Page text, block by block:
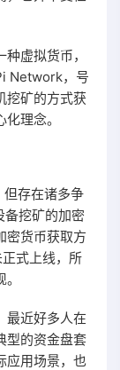
虚拟货币，
Network，号
挖矿的方式获
理念。
存在诸多争
备挖矿的加密
密货币获取方
式上线，所
最近好多人在
型的资金盘套
应用场景，也